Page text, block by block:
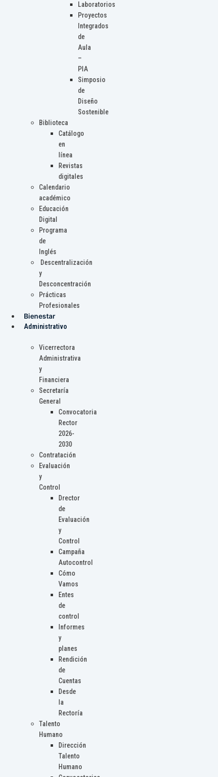
Laboratorios
Proyectos
Integrados
de
Aula
–
PIA
Simposio
de
Diseño
Sostenible
Biblioteca
Catálogo
en
línea
Revistas
digitales
Calendario
académico
Educación
Digital
Programa
de
Inglés
Descentralización
y
Desconcentración
Prácticas
Profesionales
Bienestar
Administrativo
Vicerrectora
Administrativa
y
Financiera
Secretaría
General
Convocatoria
Rector
2026-
2030
Contratación
Evaluación
y
Control
Drector
de
Evaluación
y
Control
Campaña
Autocontrol
Cómo
Vamos
Entes
de
control
Informes
y
planes
Rendición
de
Cuentas
Desde
la
Rectoría
Talento
Humano
Dirección
Talento
Humano